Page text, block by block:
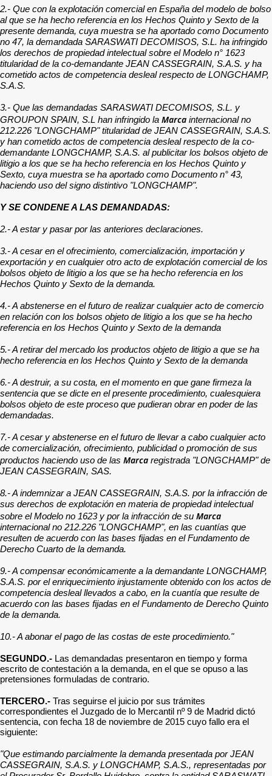
2.- Que con la explotación comercial en España del modelo de bolso
al que se ha hecho referencia en los Hechos Quinto y Sexto de la
presente demanda, cuya muestra se ha aportado como Documento
no 47, la demandada SARASWATI DECOMISOS, S.L. ha infringido
los derechos de propiedad intelectual sobre el Modelo n° 1623
titularidad de la co-demandante JEAN CASSEGRAIN, S.A.S. y ha
cometido actos de competencia desleal respecto de LONGCHAMP,
S.A.S.
3.- Que las demandadas SARASWATI DECOMISOS, S.L. y
GROUPON SPAIN, S.L han infringido la Marca internacional no
212.226 "LONGCHAMP" titularidad de JEAN CASSEGRAIN, S.A.S.
y han cometido actos de competencia desleal respecto de la co-
demandante LONGCHAMP, S.A.S. al publicitar los bolsos objeto de
litigio a los que se ha hecho referencia en los Hechos Quinto y
Sexto, cuya muestra se ha aportado como Documento n° 43,
haciendo uso del signo distintivo "LONGCHAMP".
Y SE CONDENE A LAS DEMANDADAS:
2.- A estar y pasar por las anteriores declaraciones.
3.- A cesar en el ofrecimiento, comercialización, importación y
exportación y en cualquier otro acto de explotación comercial de los
bolsos objeto de litigio a los que se ha hecho referencia en los
Hechos Quinto y Sexto de la demanda.
4.- A abstenerse en el futuro de realizar cualquier acto de comercio
en relación con los bolsos objeto de litigio a los que se ha hecho
referencia en los Hechos Quinto y Sexto de la demanda
5.- A retirar del mercado los productos objeto de litigio a que se ha
hecho referencia en los Hechos Quinto y Sexto de la demanda
6.- A destruir, a su costa, en el momento en que gane firmeza la
sentencia que se dicte en el presente procedimiento, cualesquiera
bolsos objeto de este proceso que pudieran obrar en poder de las
demandadas.
7.- A cesar y abstenerse en el futuro de llevar a cabo cualquier acto
de comercialización, ofrecimiento, publicidad o promoción de sus
productos haciendo uso de las Marca registrada "LONGCHAMP" de
JEAN CASSEGRAIN, SAS.
8.- A indemnizar a JEAN CASSEGRAIN, S.A.S. por la infracción de
sus derechos de explotación en materia de propiedad intelectual
sobre el Modelo no 1623 y por la infracción de su Marca
internacional no 212.226 "LONGCHAMP", en las cuantías que
resulten de acuerdo con las bases fijadas en el Fundamento de
Derecho Cuarto de la demanda.
9.- A compensar económicamente a la demandante LONGCHAMP,
S.A.S. por el enriquecimiento injustamente obtenido con los actos de
competencia desleal llevados a cabo, en la cuantía que resulte de
acuerdo con las bases fijadas en el Fundamento de Derecho Quinto
de la demanda.
10.- A abonar el pago de las costas de este procedimiento."
SEGUNDO.- Las demandadas presentaron en tiempo y forma
escrito de contestación a la demanda, en el que se opuso a las
pretensiones formuladas de contrario.
TERCERO.- Tras seguirse el juicio por sus trámites
correspondientes el Juzgado de lo Mercantil nº 9 de Madrid dictó
sentencia, con fecha 18 de noviembre de 2015 cuyo fallo era el
siguiente:
"Que estimando parcialmente la demanda presentada por JEAN
CASSEGRAIN, S.A.S. y LONGCHAMP, S.A.S., representadas por